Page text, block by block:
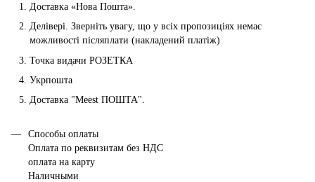
Доставка «Нова Пошта».
Делівері. Зверніть увагу, що у всіх пропозиціях немає
можливості післяплати (накладений платіж)
Точка видачи РОЗЕТКА
Укрпошта
Доставка "Мeest ПОШТА".
Способы оплаты
Оплата по реквизитам без НДС
оплата на карту
Наличными